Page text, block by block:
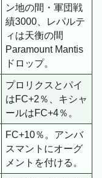
ン地の間・軍団戦
績3000、レパルテ
ィは天衡の間
Paramount Mantis
ドロップ。
プロリクスとパイ
はFC+2％、キシャ
ールはFC+4％。
FC+10％。アンバ
スマントにオーグ
メントを付ける。